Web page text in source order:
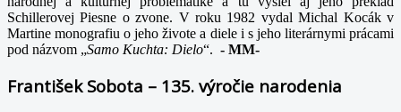
Schillerovej Piesne o zvone. V roku 1982 vydal Michal Kocák v
Martine monografiu o jeho živote a diele i s jeho literárnymi prácami
pod názvom „Samo Kuchta: Dielo“. - MM-
František Sobota – 135. výročie narodenia